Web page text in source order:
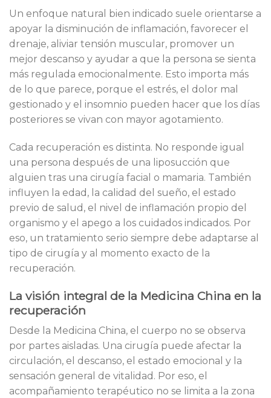
Un enfoque natural bien indicado suele orientarse a
apoyar la disminución de inflamación, favorecer el
drenaje, aliviar tensión muscular, promover un
mejor descanso y ayudar a que la persona se sienta
más regulada emocionalmente. Esto importa más
de lo que parece, porque el estrés, el dolor mal
gestionado y el insomnio pueden hacer que los días
posteriores se vivan con mayor agotamiento.
Cada recuperación es distinta. No responde igual
una persona después de una liposucción que
alguien tras una cirugía facial o mamaria. También
influyen la edad, la calidad del sueño, el estado
previo de salud, el nivel de inflamación propio del
organismo y el apego a los cuidados indicados. Por
eso, un tratamiento serio siempre debe adaptarse al
tipo de cirugía y al momento exacto de la
recuperación.
La visión integral de la Medicina China en la
recuperación
Desde la Medicina China, el cuerpo no se observa
por partes aisladas. Una cirugía puede afectar la
circulación, el descanso, el estado emocional y la
sensación general de vitalidad. Por eso, el
acompañamiento terapéutico no se limita a la zona